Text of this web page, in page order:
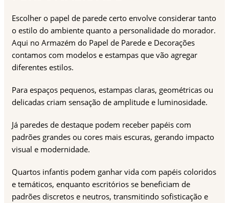
Escolher o papel de parede certo envolve considerar tanto
o estilo do ambiente quanto a personalidade do morador.
Aqui no Armazém do Papel de Parede e Decorações
contamos com modelos e estampas que vão agregar
diferentes estilos.
Para espaços pequenos, estampas claras, geométricas ou
delicadas criam sensação de amplitude e luminosidade.
Já paredes de destaque podem receber papéis com
padrões grandes ou cores mais escuras, gerando impacto
visual e modernidade.
Quartos infantis podem ganhar vida com papéis coloridos
e temáticos, enquanto escritórios se beneficiam de
padrões discretos e neutros, transmitindo sofisticação e